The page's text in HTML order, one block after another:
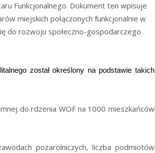
Funkcjonalnego. Dokument ten wpisuje
miejskich połączonych funkcjonalnie w
do rozwoju społeczno-gospodarczego
został określony na podstawie takich
do rdzenia WOF na 1000 mieszkańców
pozarolniczych, liczba podmiotów